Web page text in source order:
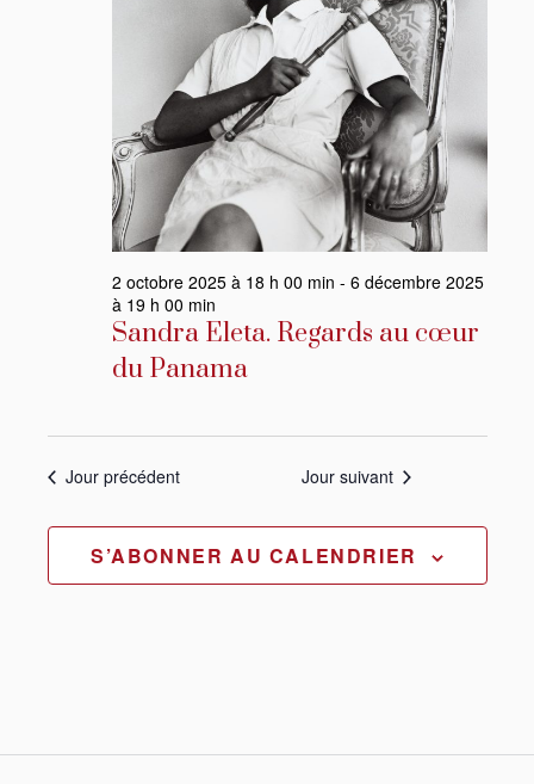
novembre
2025
Sandra Eleta. Regards au cœur
du Panama
2 octobre 2025 à 18 h 00 min - 6 décembre 2025
à 19 h 00 min
Jour précédent Jour suivant
S’ABONNER AU CALENDRIER